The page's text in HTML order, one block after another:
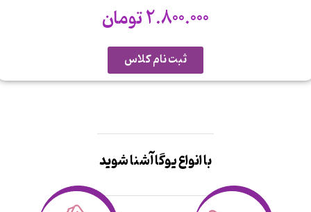
2.800.000تومان
ثبت نام کلاس
با انواع یوگا آشنا شوید